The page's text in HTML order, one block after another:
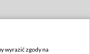
wyrazić zgody na